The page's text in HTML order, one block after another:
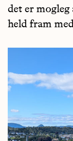
det er
held fram